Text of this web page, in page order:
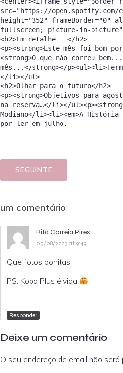
src="https://open.spotify.com/
height="352" frameBorder="0"
fullscreen; picture-in-picture"
<h2>Em detalhe...</h2>
<p><strong>Este mês foi bom
<strong>O que não correu
mês...</strong></
</li></ul>
<h2>Olhar para o futuro</h2>
<p><strong>Objetivos para
na reserva…</li></
Modiano</li><li><em>A História
SEGUINTE
um comentário
Rita Correia Pires
05/08/2023 at 9:49
Que fotos bonitas!
PS: Kobo Plus é vida
Responder
Deixe um comentário
O seu endereço de email não será